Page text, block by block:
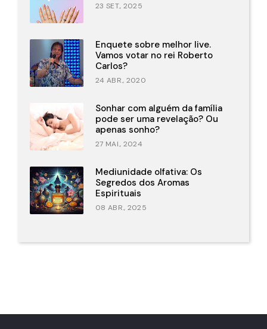
23 SET., 2025
Enquete sobre melhor live.
Vamos votar no rei Roberto
Carlos?
24 ABR., 2020
Sonhar com alguém da família
pode ser uma revelação? Ou
apenas sonho?
27 MAI., 2024
Mediunidade olfativa: Os
Segredos dos Aromas
Espirituais
08 ABR., 2025